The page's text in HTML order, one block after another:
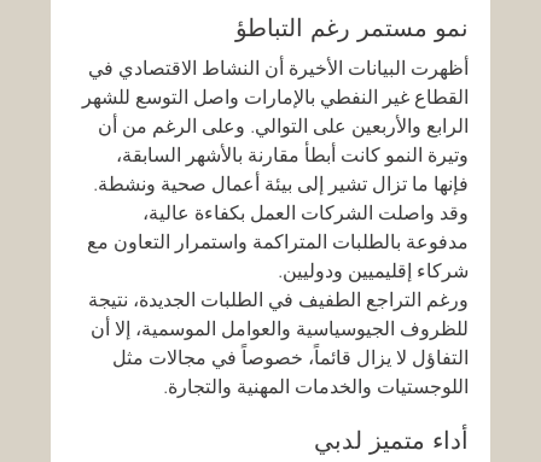
نمو مستمر رغم التباطؤ
أظهرت البيانات الأخيرة أن النشاط الاقتصادي في
القطاع غير النفطي بالإمارات واصل التوسع للشهر
الرابع والأربعين على التوالي. وعلى الرغم من أن
وتيرة النمو كانت أبطأ مقارنة بالأشهر السابقة،
فإنها ما تزال تشير إلى بيئة أعمال صحية ونشطة.
وقد واصلت الشركات العمل بكفاءة عالية،
مدفوعة بالطلبات المتراكمة واستمرار التعاون مع
شركاء إقليميين ودوليين.
ورغم التراجع الطفيف في الطلبات الجديدة، نتيجة
للظروف الجيوسياسية والعوامل الموسمية، إلا أن
التفاؤل لا يزال قائماً، خصوصاً في مجالات مثل
اللوجستيات والخدمات المهنية والتجارة.
أداء متميز لدبي